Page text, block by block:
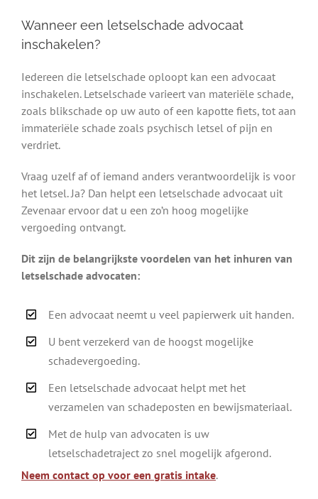
Wanneer een letselschade advocaat
inschakelen?
Iedereen die letselschade oploopt kan een advocaat
inschakelen. Letselschade varieert van materiële schade,
zoals blikschade op uw auto of een kapotte fiets, tot aan
immateriële schade zoals psychisch letsel of pijn en
verdriet.
Vraag uzelf af of iemand anders verantwoordelijk is voor
het letsel. Ja? Dan helpt een letselschade advocaat uit
Zevenaar ervoor dat u een zo’n hoog mogelijke
vergoeding ontvangt.
Dit zijn de belangrijkste voordelen van het inhuren van
letselschade advocaten:
Een advocaat neemt u veel papierwerk uit handen.
U bent verzekerd van de hoogst mogelijke
schadevergoeding.
Een letselschade advocaat helpt met het
verzamelen van schadeposten en bewijsmateriaal.
Met de hulp van advocaten is uw
letselschadetraject zo snel mogelijk afgerond.
Neem contact op voor een gratis intake.